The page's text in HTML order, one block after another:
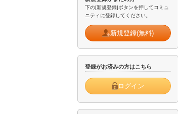
下の[新規登録]ボタンを押してコミュ
ニティに登録してください。
新規登録(無料)
登録がお済みの方はこちら
ログイン